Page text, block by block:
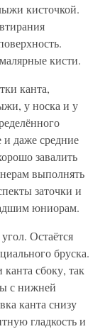
кисточкой.
кисти.
канта,
у носка и у
даже средние
завалить
выполнять
заточки и
юниорам.
Остаётся
бруска.
сбоку, так
с нижней
канта снизу
гладкость и